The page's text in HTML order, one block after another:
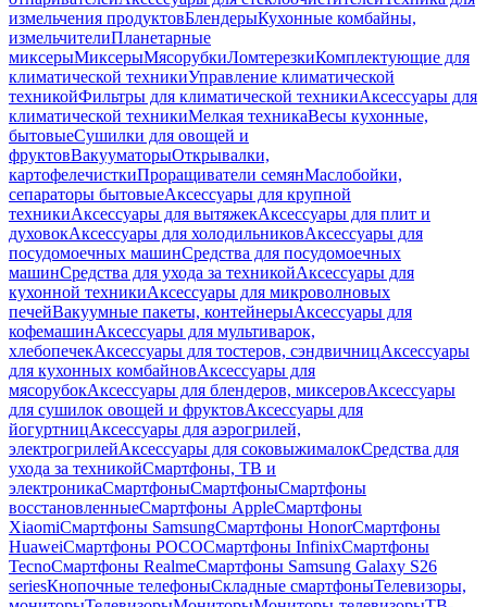
измельчения продуктовБлендерыКухонные комбайны,
измельчителиПланетарные
миксерыМиксерыМясорубкиЛомтерезкиКомплектующие для
климатической техникиУправление климатической
техникойФильтры для климатической техникиАксессуары для
климатической техникиМелкая техникаВесы кухонные,
бытовыеСушилки для овощей и
фруктовВакууматорыОткрывалки,
картофелечисткиПроращиватели семянМаслобойки,
сепараторы бытовыеАксессуары для крупной
техникиАксессуары для вытяжекАксессуары для плит и
духовокАксессуары для холодильниковАксессуары для
посудомоечных машинСредства для посудомоечных
машинСредства для ухода за техникойАксессуары для
кухонной техникиАксессуары для микроволновых
печейВакуумные пакеты, контейнерыАксессуары для
кофемашинАксессуары для мультиварок,
хлебопечекАксессуары для тостеров, сэндвичницАксессуары
для кухонных комбайновАксессуары для
мясорубокАксессуары для блендеров, миксеровАксессуары
для сушилок овощей и фруктовАксессуары для
йогуртницАксессуары для аэрогрилей,
электрогрилейАксессуары для соковыжималокСредства для
ухода за техникойСмартфоны, ТВ и
электроникаСмартфоныСмартфоныСмартфоны
восстановленныеСмартфоны AppleСмартфоны
XiaomiСмартфоны SamsungСмартфоны HonorСмартфоны
HuaweiСмартфоны POCOСмартфоны InfinixСмартфоны
TecnoСмартфоны RealmeСмартфоны Samsung Galaxy S26
seriesКнопочные телефоныСкладные смартфоныТелевизоры,